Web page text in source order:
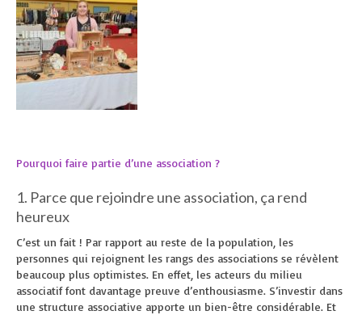
Pourquoi faire partie d’une association ?
1. Parce que rejoindre une association, ça rend
heureux
C’est un fait ! Par rapport au reste de la population, les
personnes qui rejoignent les rangs des associations se révèlent
beaucoup plus optimistes. En effet, les acteurs du milieu
associatif font davantage preuve d’enthousiasme. S’investir dans
une structure associative apporte un bien-être considérable. Et